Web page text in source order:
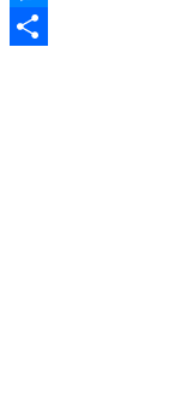
Messenger